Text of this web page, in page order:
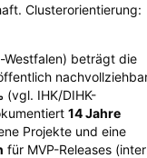
Clusterorientierung:
Westfalen) beträgt die
(vgl. IHK/DIHK-
14Jahre
Projekte und eine
für MVP-Releases